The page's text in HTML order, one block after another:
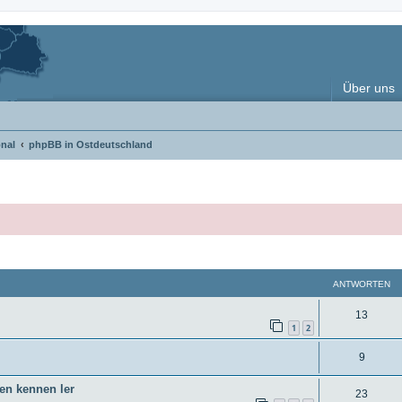
Über uns
phpBB in Ostdeutschland
ANTWORTEN
1 2
13
n
9A
n
kennen ler 23